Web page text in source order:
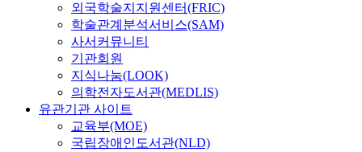
외국학술지지원센터(FRIC)
학술관계분석서비스(SAM)
사서커뮤니티
기관회원
지식나눔(LOOK)
의학전자도서관(MEDLIS)
유관기관 사이트
교육부(MOE)
국립장애인도서관(NLD)